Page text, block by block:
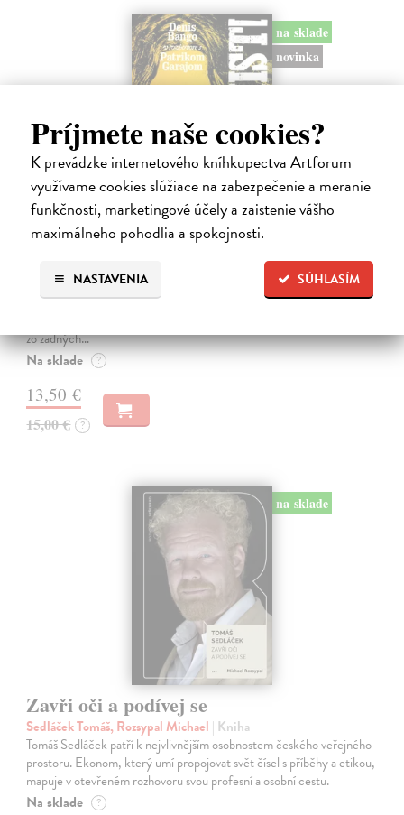
Príjmete naše cookies?
K prevádzke internetového kníhkupectva Artforum
využívame cookies slúžiace na zabezpečenie a meranie
funkčnosti, marketingové účely a zaistenie vášho
maximálneho pohodlia a spokojnosti.
SÚHLASÍM
NASTAVENIA
na sklade
novinka
Všetci sme anarchisti
Mesiáš z backstageu, anarcho-kresťan, trubadúr lásky aj drzá držka.
Vlajkonosič utópie, otec scény, Nietzscheho pravnuk, sezónny
zo zadných…
Na sklade ?
13,50 €
15,00 € ?
na sklade
Zavři oči a podívej se
Sedláček Tomáš, Rozsypal Michael | Kniha
Tomáš Sedláček patří k nejvlivnějším osobnostem českého veřejného
prostoru. Ekonom, který umí propojovat svět čísel s příběhy a etikou,
mapuje v otevřeném rozhovoru svou profesní a osobní cestu.
Na sklade ?